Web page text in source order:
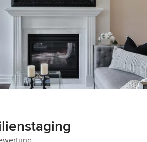
5 von 5 Sternen